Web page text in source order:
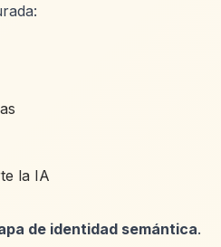
la IA
de identidad semántica.